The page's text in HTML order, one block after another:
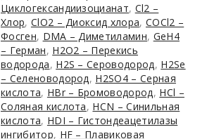
Циклогександиизоцианат, Cl2 –
Хлор, ClO2 – Диоксид хлора, COCl2 –
Фосген, DMA – Диметиламин, GeH4
– Герман, H2O2 – Перекись
водорода, H2S – Сероводород, H2Se
– Селеноводород, H2SO4 – Серная
кислота, HBr – Бромоводород, HCl –
Соляная кислота, HCN – Синильная
кислота, HDI – Гистондеацетилазы
ингибитор, HF – Плавиковая